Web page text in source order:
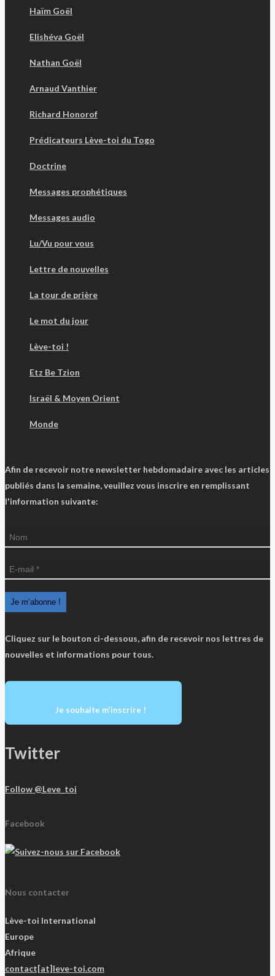
Haïm Goël
Elishéva Goël
Nathan Goël
Arnaud Vanthier
Richard Honorof
Prédicateurs Lève-toi du Togo
Doctrine
Messages prophétiques
Messages audio
Lu/Vu pour vous
Lettre de nouvelles
La tour de prière
Le mot du jour
Lève-toi !
Etz Be Tzion
Israël & Moyen Orient
Monde
Afin de recevoir notre newsletter hebdomadaire avec les articles
publiés dans la semaine, veuillez vous inscrire en remplissant
l'information suivante:
Cliquez sur le bouton ci-dessous, afin de recevoir nos lettres de
nouvelles et informations pour tous.
Je souhaite m’inscrire !
Twitter
Follow @Leve_toi
Facebook
Nous contacter
Lève-toi International
Europe
Afrique
contact[at]leve-toi.com